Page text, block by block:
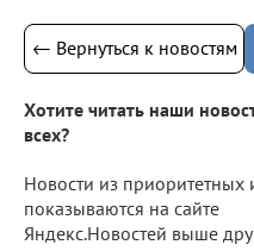
← Вернуться к новостям
Хотите читать наши
всех?
Новости из приоритетных
показываются на сайте
Яндекс.Новостей выше